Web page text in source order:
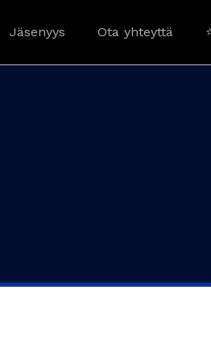
Jäsenyys Ota yhteyttä